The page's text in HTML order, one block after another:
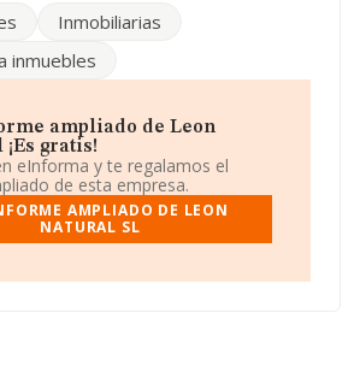
Sociedad Limitada. Su CNAE
y/o exportación.
disposición de INFORMA, ha tenido
por debajo de la media de
de empresas elaborado por
a los niveles de facturación de la
que: ha perdido hasta 95 puestos
las siguientes empresas tienen
Inmobiliarias
inmuebles
ampliado de Leon
gratis!
eInforma y te regalamos el
de esta empresa.
AMPLIADO DE LEON
NATURAL SL